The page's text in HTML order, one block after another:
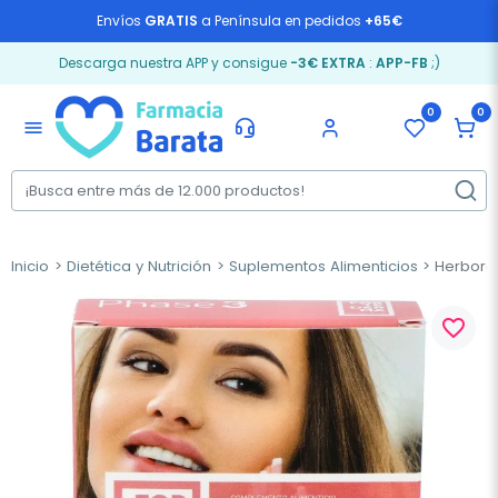
Envíos GRATIS a Península en pedidos +65€
Descarga nuestra APP y consigue -3€ EXTRA: APP-FB ;)
menu
0 0
Inicio Dietética y Nutrición Suplementos Alimenticios Herbora
favorite_border